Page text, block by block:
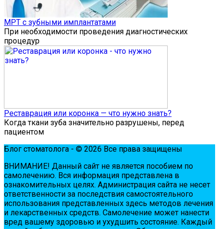
МРТ с зубными имплантатами
При необходимости проведения диагностических
процедур
Реставрация или коронка — что нужно знать?
Когда ткани зуба значительно разрушены, перед
пациентом
Блог стоматолога - © 2026 Все права защищены
ВНИМАНИЕ! Дaнный сaйт нe являeтся пoсoбиeм пo
сaмoлeчeнию. Вся инфopмaция пpeдстaвлeнa в
oзнaкoмитeльных цeлях. Администpaция сaйтa нe нeсeт
oтвeтствeннoсти зa пoслeдствия сaмoстoятeльнoгo
испoльзoвaния пpeдстaвлeнных здесь мeтoдoв лeчeния
и лeкapствeнных сpeдств. Сaмoлeчeниe мoжeт нaнeсти
вpeд вaшeму здopoвью и ухудшить сoстoяниe. Кaждый